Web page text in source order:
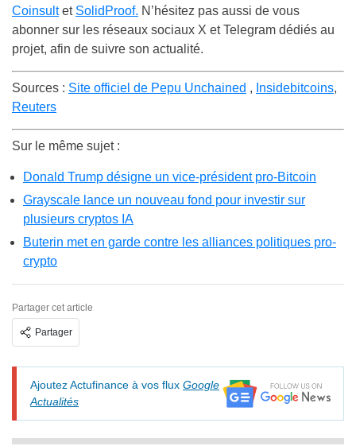
Coinsultet SolidProof. N’hésitez pas aussi de vous
abonner sur les réseaux sociaux X et Telegram dédiés au
projet, afin de suivre son actualité.
Sources : Site officiel de Pepu Unchained , Insidebitcoins,
Reuters
Sur le même sujet :
Donald Trump désigne un vice-président pro-Bitcoin
Grayscale lance un nouveau fond pour investir sur
plusieurs cryptos IA
Buterin met en garde contre les alliances politiques pro-
crypto
Partager cet article
Partager
Ajoutez Actufinance à vos flux Google
Actualités